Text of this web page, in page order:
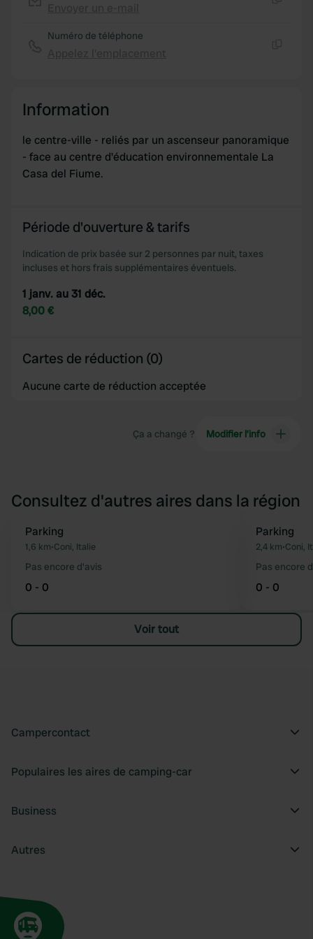
Numéro de téléphone
Information
le centre-ville - reliés par un ascenseur panoramique
- face au centre d'éducation environnementale La
Casa del Fiume.
Période d'ouverture & tarifs
Indication de prix basée sur 2 personnes par nuit, taxes
incluses et hors frais supplémentaires éventuels.
1 janv. au 31 déc.
8,00 €
Cartes de réduction (0)
Aucune carte de réduction acceptée
Ça a changé ? Modifier l’info
Consultez d'autres aires dans la région
Préféré
Parking
1,6 km•Coni, Italie
Pas encore d'avis
0 - 0
Parking
2,4 km•Coni,
Pas encore
0 - 0
Voir tout
Campercontact
Populaires les aires de camping-car
Business
Autres